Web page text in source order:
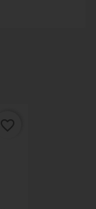
favorite_border